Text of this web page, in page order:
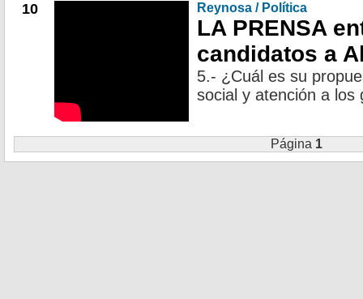
10 Reynosa / Política
LA PRENSA
candidatos a
5.- ¿Cuál es su
social y atención a los
Página 1